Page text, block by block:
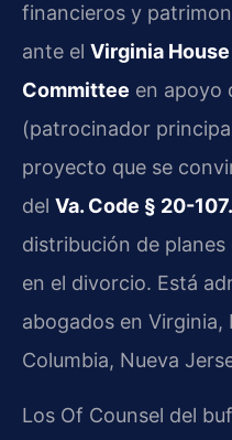
financieros y
ante el Virginia
Committee en apoyo
(patrocinador
proyecto que se
del Va. Code § 20-
distribución de
en el divorcio. Está
abogados en
Columbia, Nueva
Los Of Counsel del